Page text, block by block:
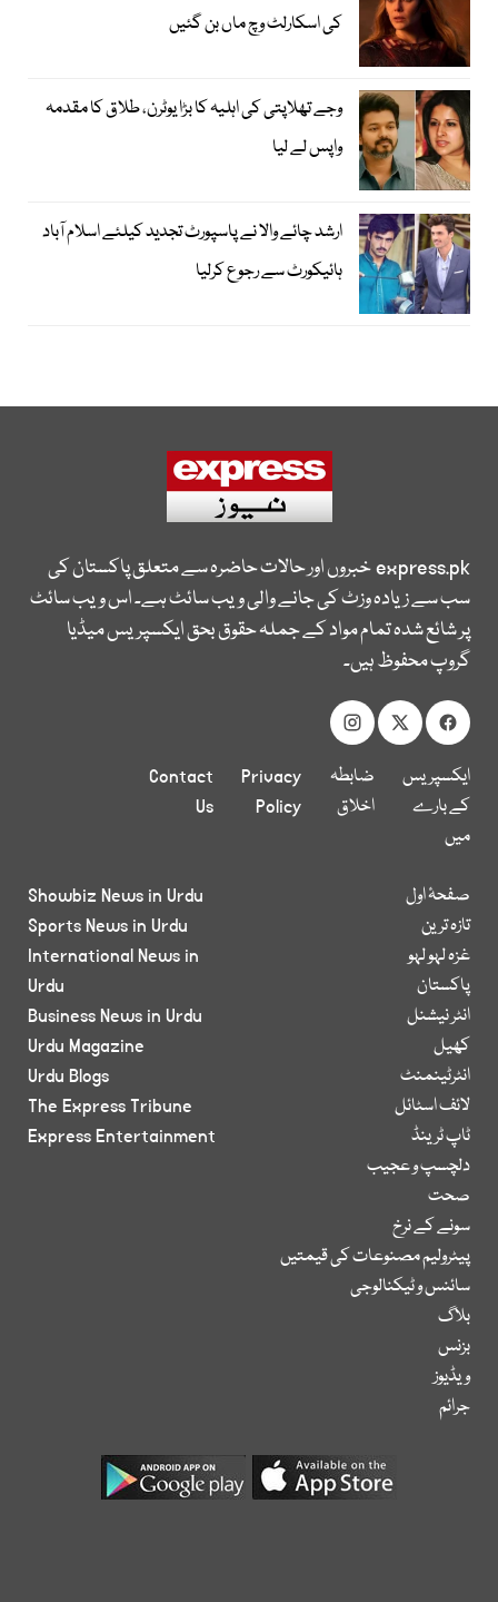
کی اسکارلٹ وچ ماں بن گئیں
وجے تھلاپتی کی اہلیہ کا بڑا یوٹرن، طلاق کا مقدمہ
واپس لے لیا
ارشد چائے والا نے پاسپورٹ تجدید کیلئے اسلام آباد
ہائیکورٹ سے رجوع کرلیا
express.pkخبروں اور حالات حاضرہ سے متعلق پاکستان کی
سب سے زیادہ وزٹ کی جانے والی ویب سائٹ ہے۔ اس ویب سائٹ
پر شائع شدہ تمام مواد کے جملہ حقوق بحق ایکسپریس میڈیا
گروپ محفوظ ہیں۔
ایکسپریس
کے بارے
میں
ضابطہ
اخلاق
Privacy
Policy
Contact
Us
صفحۂ اول
تازہ ترین
غزہ لہو لہو
پاکستان
انٹر نیشنل
کھیل
انٹرٹینمنٹ
لائف اسٹائل
ٹاپ ٹرینڈ
دلچسپ و عجیب
صحت
سونے کے نرخ
پیٹرولیم مصنوعات کی قیمتیں
سائنس و ٹیکنالوجی
بلاگ
بزنس
ویڈیوز
جرائم
Showbiz News in Urdu
Sports News in Urdu
International News in
Urdu
Business News in Urdu
Urdu Magazine
Urdu Blogs
The Express Tribune
Express Entertainment